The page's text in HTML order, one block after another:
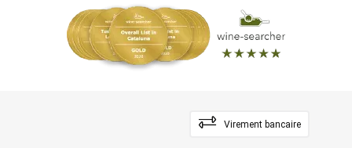
Virement bancaire